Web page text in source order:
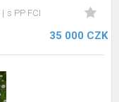
s PP FCI
35 000 CZK